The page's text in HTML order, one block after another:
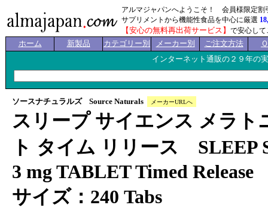
アルマジャパンへようこそ！ 会員様限定割
サプリメントから機能性食品を中心に厳選
【安心の無料再出荷サービス】 で安心し
ホーム 新製品 カテゴリー別 メーカー別 ご注文方法
インターネット通販の２９年の
ソースナチュラルズ Source Naturals メーカーURLへ
スリープ サイエンス メラト
ト タイム リリース SLEEP
3 mg TABLET Timed Release
サイズ：240 Tabs